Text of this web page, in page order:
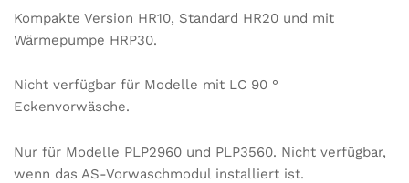
Kompakte Version HR10, Standard HR20 und mit
Wärmepumpe HRP30.
Nicht verfügbar für Modelle mit LC 90 °
Eckenvorwäsche.
Nur für Modelle PLP2960 und PLP3560. Nicht verfügbar,
wenn das AS-Vorwaschmodul installiert ist.